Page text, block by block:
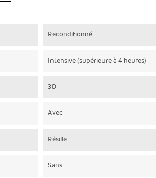
Reconditionné
Intensive (supérieure à 4 heures)
3D
Avec
Résille
Sans